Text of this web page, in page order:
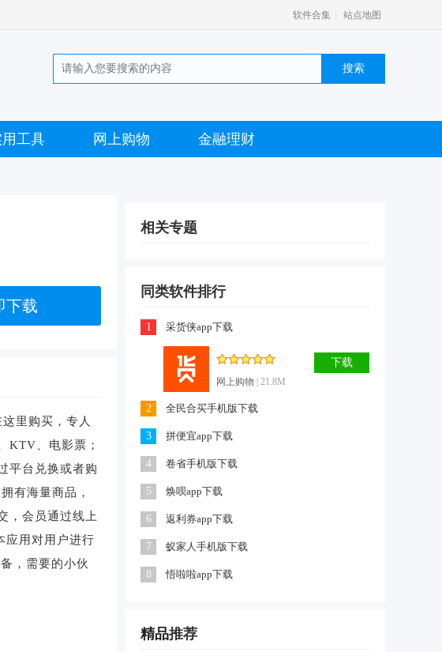
软件合集 站点地图
用工具 网上购物 金融理财
下载
里购买，专人
KTV、电影票；
平台兑换或者购
有海量商品，
，会员通过线上
应用对用户进行
，需要的小伙
相关专题
同类软件排行
1 采货侠app下载
网上购物 | 21.8M
下载
2 全民合买手机版下载
3 拼便宜app下载
4 卷省手机版下载
5 焕呗app下载
6 返利券app下载
7 蚁家人手机版下载
8 悟啦啦app下载
精品推荐